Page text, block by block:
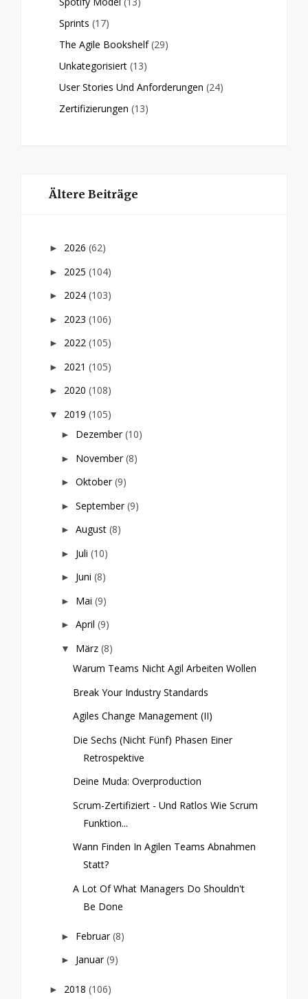
Sprints (17)
The Agile Bookshelf (29)
Unkategorisiert (13)
User Stories Und Anforderungen (24)
Zertifizierungen (13)
Ältere Beiträge
► 2026 (62)
► 2025 (104)
► 2024 (103)
► 2023 (106)
► 2022 (105)
► 2021 (105)
► 2020 (108)
▼ 2019 (105)
► Dezember(10)
► November(8)
► Oktober(9)
► September(9)
► August (8)
► Juli (10)
► Juni (8)
► Mai (9)
► April (9)
▼ März (8)
Warum Teams Nicht Agil Arbeiten Wollen
Break Your Industry Standards
Agiles Change Management (II)
Die Sechs (nicht Fünf) Phasen Einer
Retrospektive
Deine Muda: Overproduction
Scrum-Zertifiziert - Und Ratlos Wie Scrum
Funktion...
Wann Finden In Agilen Teams Abnahmen
Statt?
A Lot Of What Managers Do Shouldn't
Be Done
► Februar(8)
► Januar(9)
► 2018 (106)